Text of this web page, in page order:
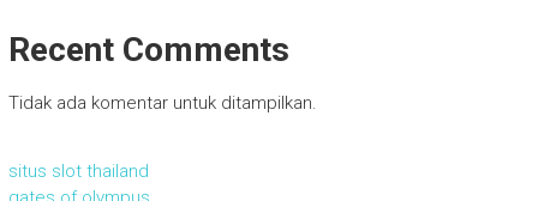
Recent Comments
Tidak ada komentar untuk ditampilkan.
situs slot thailand